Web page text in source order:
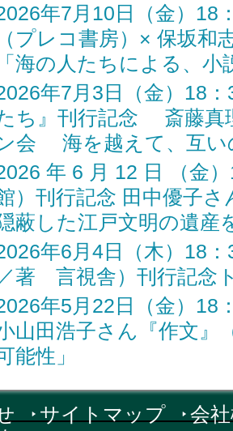
年7月10日（金）
（プレコ書房）× 保坂
「海の人たちによる、
年7月3日（金）18
ち』刊行記念 斎藤真
会 海を越えて、互い
年 6 月 12 日 （金
）刊行記念 田中優子
蔽した江戸文明の遺産
年6月4日（木）18
／著 言視舎）刊行記念
年5月22日（金）18
山田浩子さん『作文』
能性」
サイトマップ
会